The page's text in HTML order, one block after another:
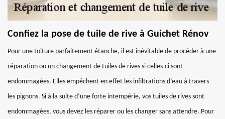
Confiez la pose de tuile de rive à Guichet Rénov
Pour une toiture parfaitement étanche, il est inévitable de procéder à une
réparation ou un changement de tuiles de rives si celles-ci sont
endommagées. Elles empêchent en effet les infiltrations d’eau à travers
les pignons. Si à la suite d’une forte intempérie, vos tuiles de rives sont
endommagées, vous devez les réparer ou les changer sans attendre. Pour